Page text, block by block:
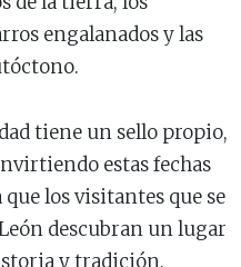
engalanados y las
tiene un sello propio,
estas fechas
los visitantes que se
descubran un lugar
y tradición.